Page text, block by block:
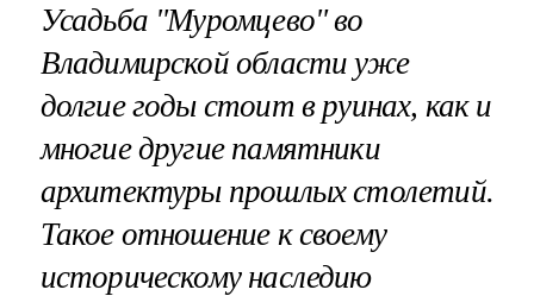
Усадьба "Муромцево" во
Владимирской области уже
долгие годы стоит в руинах, как и
многие другие памятники
архитектуры прошлых столетий.
Такое отношение к своему
историческому наследию